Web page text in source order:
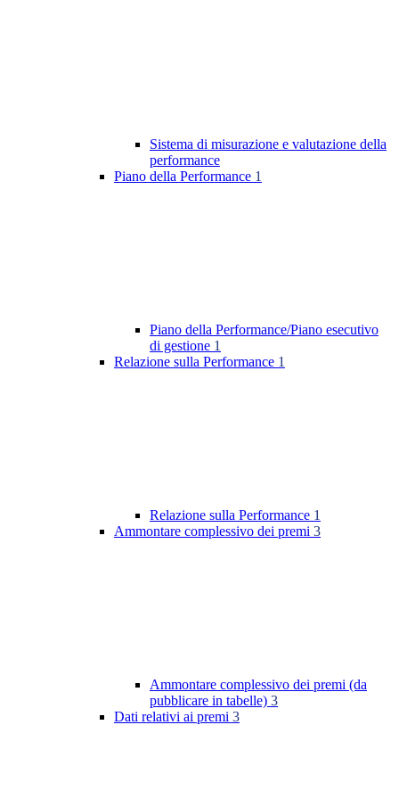
Sistema di misurazione e valutazione della
performance
Piano della Performance 1
Piano della Performance/Piano esecutivo
di gestione 1
Relazione sulla Performance 1
Relazione sulla Performance 1
Ammontare complessivo dei premi 3
Ammontare complessivo dei premi (da
pubblicare in tabelle) 3
Dati relativi ai premi 3